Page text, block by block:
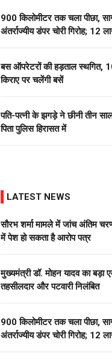
900 किलोमीटर तक चला पीछा,
अंतर्राज्यीय डंपर चोरी गिरोह; 12
बस ऑपरेटरों की हड़ताल स्थगित,
किराए पर चलेंगी बसें
पति-पत्नी के झगड़े ने छीनी तीन
पिता पुलिस हिरासत में
LATEST NEWS
सौरभ शर्मा मामले में जांच अंतिम
में पेश हो सकता है आरोप पत्र
मुख्यमंत्री डॉ. मोहन यादव का
तहसीलदार और पटवारी निलंबित
900 किलोमीटर तक चला पीछा,
अंतर्राज्यीय डंपर चोरी गिरोह; 12